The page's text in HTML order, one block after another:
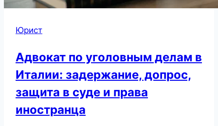
Юрист
Адвокат по уголовным делам в
Италии: задержание, допрос,
защита в суде и права
иностранца